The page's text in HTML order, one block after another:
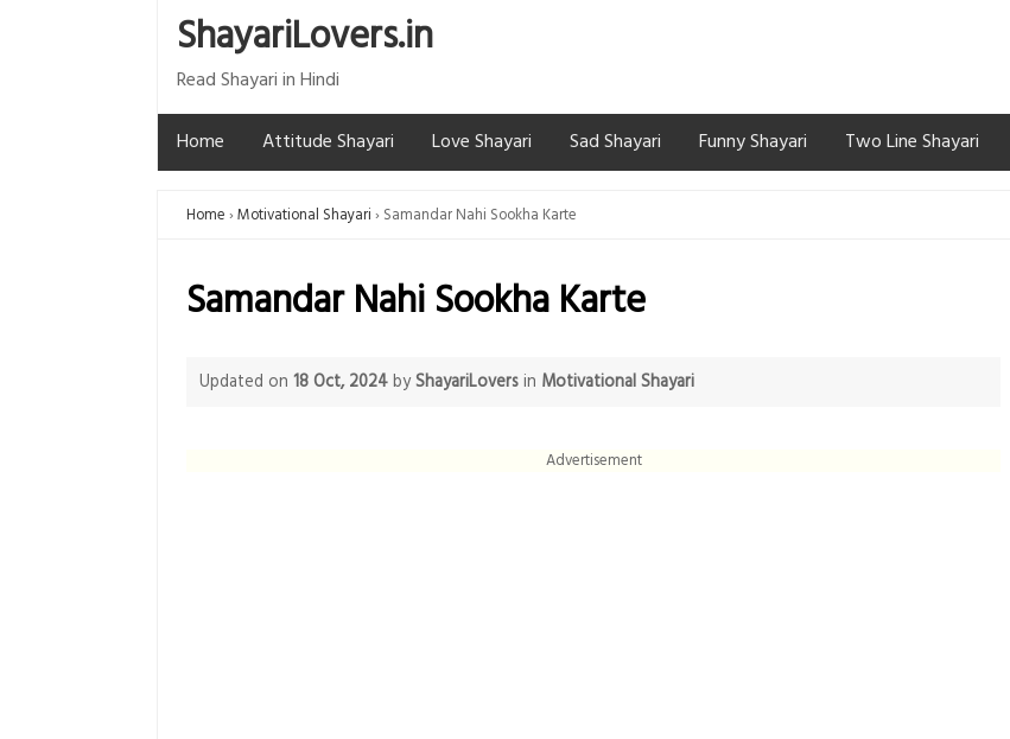
ShayariLovers.in
Read Shayari in Hindi
Home
Attitude Shayari Love Shayari Sad Shayari Funny Shayari Two Line Shayari
Home Motivational Shayari Samandar Nahi Sookha Karte
Samandar Nahi Sookha Karte
Updated on 18 Oct, 2024byShayariLoversin Motivational Shayari
Advertisement